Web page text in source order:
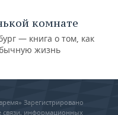
комнате
— книга о том, как
жизнь
Зарегистрировано
связи, информационных